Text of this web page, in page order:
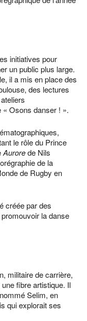
initiatives pour
un public plus large.
il a mis en place des
des lectures
Osons danser ! ».
le rôle du Prince
Aurorede Nils
de la
de Rugby en
créée par des
la danse
militaire de carrière,
fibre artistique. Il
Selim, en
qui explorait ses